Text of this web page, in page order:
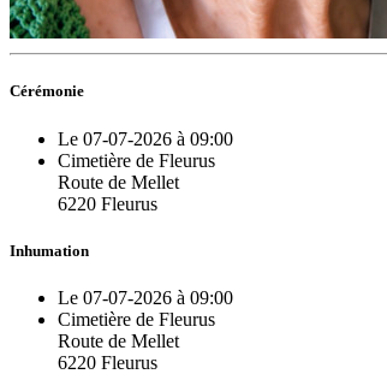
Cérémonie
Le 07-07-2026 à 09:00
Cimetière de Fleurus
Route de Mellet
6220 Fleurus
Inhumation
Le 07-07-2026 à 09:00
Cimetière de Fleurus
Route de Mellet
6220 Fleurus